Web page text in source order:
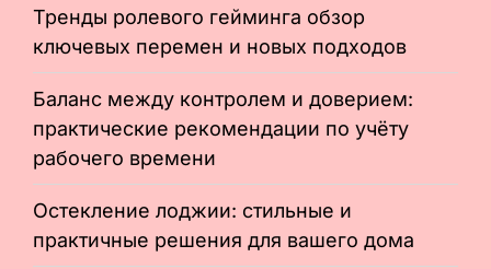
Тренды ролевого гейминга обзор
ключевых перемен и новых подходов
Баланс между контролем и доверием:
практические рекомендации по учёту
рабочего времени
Остекление лоджии: стильные и
практичные решения для вашего дома